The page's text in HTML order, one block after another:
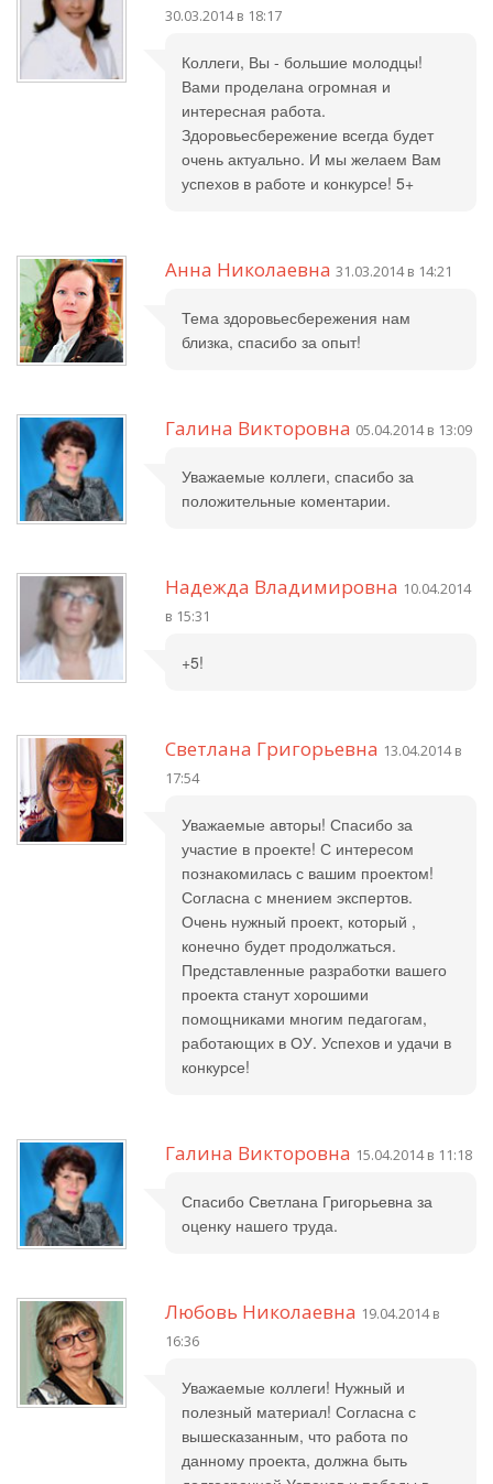
30.03.2014 в 18:17
Коллеги, Вы - большие молодцы!
Вами проделана огромная и
интересная работа.
Здоровьесбережение всегда будет
очень актуально. И мы желаем Вам
успехов в работе и конкурсе! 5+
Анна Николаевна 31.03.2014 в 14:21
Тема здоровьесбережения нам
близка, спасибо за опыт!
Галина Викторовна 05.04.2014 в 13:09
Уважаемые коллеги, спасибо за
положительные коментарии.
Надежда Владимировна 10.04.2014
в 15:31
+5!
Светлана Григорьевна 13.04.2014 в
17:54
Уважаемые авторы! Спасибо за
участие в проекте! С интересом
познакомилась с вашим проектом!
Согласна с мнением экспертов.
Очень нужный проект, который ,
конечно будет продолжаться.
Представленные разработки вашего
проекта станут хорошими
помощниками многим педагогам,
работающих в ОУ. Успехов и удачи в
конкурсе!
Галина Викторовна 15.04.2014 в 11:18
Спасибо Светлана Григорьевна за
оценку нашего труда.
Любовь Николаевна 19.04.2014 в
16:36
Уважаемые коллеги! Нужный и
полезный материал! Согласна с
вышесказанным, что работа по
данному проекта, должна быть